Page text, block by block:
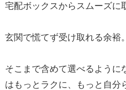
宅配ボックスからスムーズに
玄関で慌てず受け取れる余裕。
そこまで含めて選べるように
はもっとラクに、もっと自分